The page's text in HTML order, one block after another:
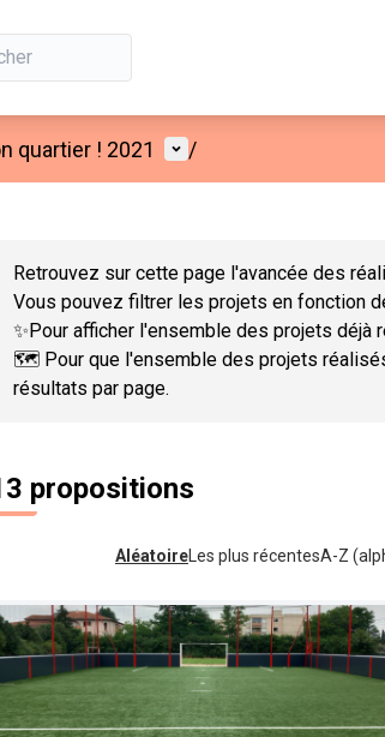
quartier ! 2021 Menu utilisateur
/
carte
Retrouvez sur cette page l'avancée des
Vous pouvez filtrer les projets en fonction
✨Pour afficher l'ensemble des projets
🗺️ Pour que l'ensemble des projets
résultats par page.
propositions
Aléatoire Les plus récentesA-Z